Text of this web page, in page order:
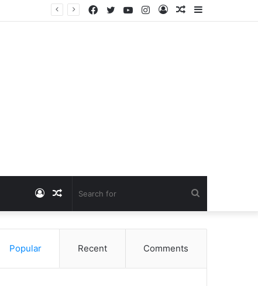
Sidebar
Random
Log
Instagram
YouTube
Twitter
Facebook
for
Random
Article
Log
In
Popular Recent Comments